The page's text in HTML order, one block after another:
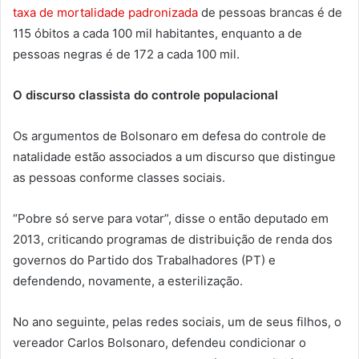
taxa de mortalidade padronizada de pessoas brancas é de
115 óbitos a cada 100 mil habitantes, enquanto a de
pessoas negras é de 172 a cada 100 mil.
O discurso classista do controle populacional
Os argumentos de Bolsonaro em defesa do controle de
natalidade estão associados a um discurso que distingue
as pessoas conforme classes sociais.
“Pobre só serve para votar”, disse o então deputado em
2013, criticando programas de distribuição de renda dos
governos do Partido dos Trabalhadores (PT) e
defendendo, novamente, a esterilização.
No ano seguinte, pelas redes sociais, um de seus filhos, o
vereador Carlos Bolsonaro, defendeu condicionar o